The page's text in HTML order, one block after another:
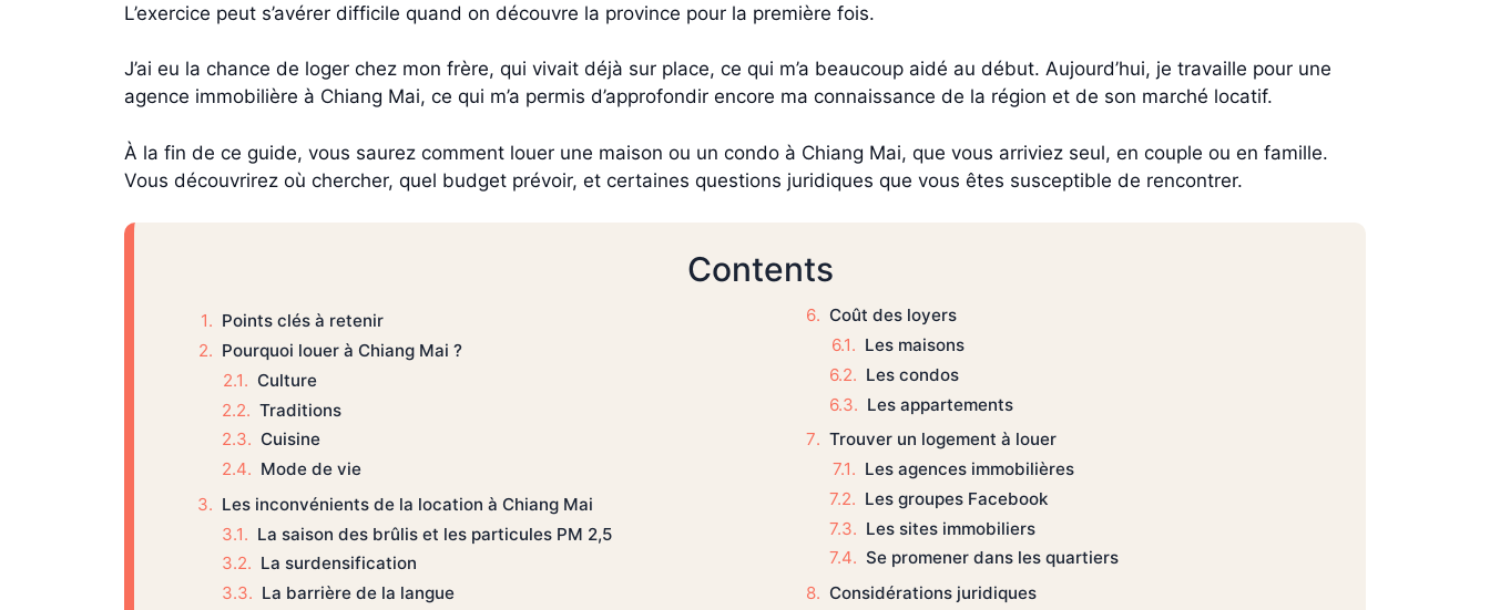
L’exercice peut s’avérer difficile quand on découvre la province pour la première fois.
J’ai eu la chance de loger chez mon frère, qui vivait déjà sur place, ce qui m’a beaucoup aidé au début. Aujourd’hui, je travaille pour une
agence immobilière à Chiang Mai, ce qui m’a permis d’approfondir encore ma connaissance de la région et de son marché locatif.
À la fin de ce guide, vous saurez comment louer une maison ou un condo à Chiang Mai, que vous arriviez seul, en couple ou en famille.
Vous découvrirez où chercher, quel budget prévoir, et certaines questions juridiques que vous êtes susceptible de rencontrer.
Contents
Points clés à retenir
Pourquoi louer à Chiang Mai ?
Culture
Traditions
Cuisine
Mode de vie
Les inconvénients de la location à Chiang Mai
La saison des brûlis et les particules PM 2,5
La surdensification
La barrière de la langue
Coût des loyers
Les maisons
Les condos
Les appartements
Trouver un logement à louer
Les agences immobilières
Les groupes Facebook
Les sites immobiliers
Se promener dans les quartiers
Considérations juridiques